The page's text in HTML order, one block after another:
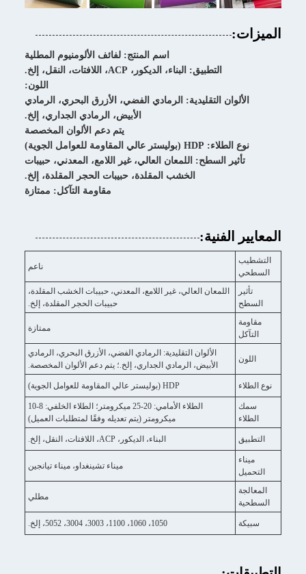
الميزات:
اسم المنتج: لفائف الألومنيوم المطلية
التطبيق: البناء، الديكور، ACP، اللافتات، النقل، إلخ.
اللون:
الألوان التقليدية: الرمادي الفضي، الأزرق البحري، الرمادي
الأبيض، الرمادي الجداري، إلخ.
يتم دعم الألوان المخصصة
نوع الطلاء: HDP (بوليستر عالي المقاومة للعوامل الجوية)
تأثير السطح: اللمعان العالي، غير اللامع، المعدني، حبيبات
الخشب المقلدة، حبيبات الحجر المقلدة، إلخ.
مقاومة التآكل: ممتازة
المعايير الفنية:
التشطيب
السطحي
ناعم
تأثير
السطح
اللمعان العالي، غير اللامع، المعدني، حبيبات الخشب المقلدة،
حبيبات الحجر المقلدة، إلخ.
مقاومة
التآكل
ممتازة
اللون
الألوان التقليدية: الرمادي الفضي، الأزرق البحري، الرمادي
الأبيض، الرمادي الجداري، إلخ.؛ يتم دعم الألوان المخصصة.
نوع الطلاء HDP (بوليستر عالي المقاومة للعوامل الجوية)
سمك
الطلاء
الطلاء الأمامي: 20-25 ميكرومتر؛ الطلاء الخلفي: 8-10
ميكرومتر (يتم تعديله وفقًا لمتطلبات العميل)
التطبيق البناء، الديكور، ACP، اللافتات، النقل، إلخ.
ميناء
التحميل
ميناء تشينغداو، ميناء تيانجين
المعالجة
السطحية
مطلي
سبيكة 1050، 1060، 1100، 3003، 3004، 5052، إلخ.